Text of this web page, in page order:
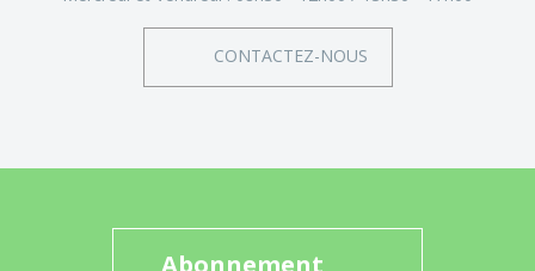
CONTACTEZ-NOUS
Abonnement